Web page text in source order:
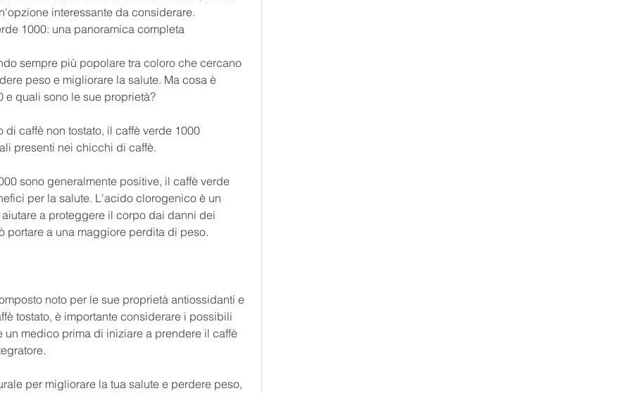
interessante da considerare.
1000: una panoramica completa
sempre più popolare tra coloro che cercano
peso e migliorare la salute. Ma cosa è
e quali sono le sue proprietà?
di caffè non tostato, il caffè verde 1000
presenti nei chicchi di caffè.
sono generalmente positive, il caffè verde
per la salute. L'acido clorogenico è un
a proteggere il corpo dai danni dei
portare a una maggiore perdita di peso.
noto per le sue proprietà antiossidanti e
tostato, è importante considerare i possibili
un medico prima di iniziare a prendere il caffè
per migliorare la tua salute e perdere peso,